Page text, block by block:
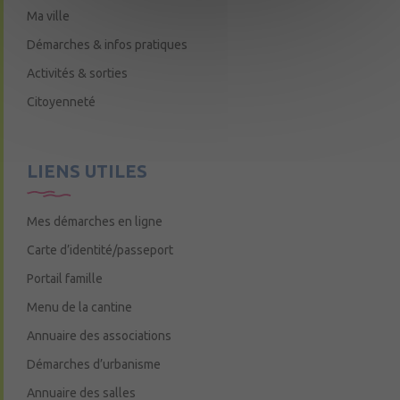
Ma ville
Démarches & infos pratiques
Activités & sorties
Citoyenneté
LIENS UTILES
Mes démarches en ligne
Carte d’identité/passeport
Portail famille
Menu de la cantine
Annuaire des associations
Démarches d’urbanisme
Annuaire des salles